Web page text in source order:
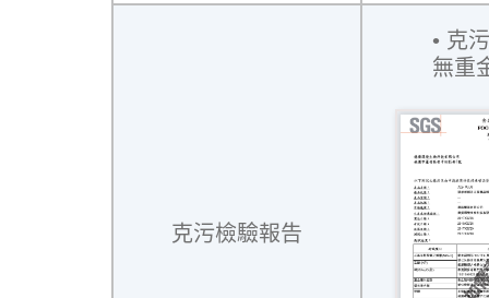
克污檢驗報告
克
無重